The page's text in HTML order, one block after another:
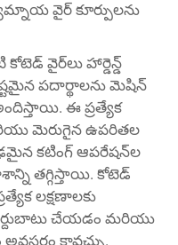
వైర్ కూర్పులను
వైర్‌లు హార్డెన్డ్
పదార్థాలను మెషిన్
ఈ ప్రత్యేక
మెరుగైన ఉపరితల
కటింగ్ ఆపరేషన్‌ల
తగ్గిస్తాయి. కోటెడ్
లక్షణాలకు
చేయడం మరియు
కావచ్చు.